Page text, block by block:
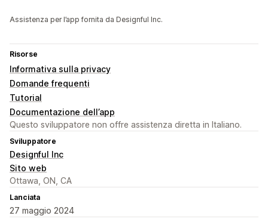
Assistenza per l’app fornita da Designful Inc.
Risorse
Informativa sulla privacy
Domande frequenti
Tutorial
Documentazione dell’app
Questo sviluppatore non offre assistenza diretta in Italiano.
Sviluppatore
Designful Inc
Sito web
Ottawa, ON, CA
Lanciata
27 maggio 2024